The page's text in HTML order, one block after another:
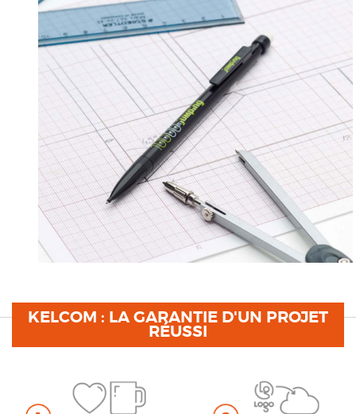
KELCOM : LA GARANTIE D'UN PROJET
RÉUSSI